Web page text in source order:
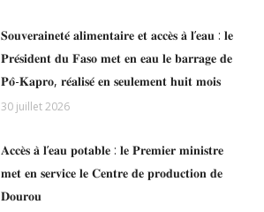
𝐒𝐨𝐮𝐯𝐞𝐫𝐚𝐢𝐧𝐞𝐭𝐞́ 𝐚𝐥𝐢𝐦𝐞𝐧𝐭𝐚𝐢𝐫𝐞 𝐞𝐭 𝐚𝐜𝐜𝐞̀𝐬 𝐚̀ 𝐥’𝐞𝐚𝐮 : 𝐥𝐞
𝐏𝐫𝐞́𝐬𝐢𝐝𝐞𝐧𝐭 𝐝𝐮 𝐅𝐚𝐬𝐨 𝐦𝐞𝐭 𝐞𝐧 𝐞𝐚𝐮 𝐥𝐞 𝐛𝐚𝐫𝐫𝐚𝐠𝐞 𝐝𝐞
𝐏𝐨̂-𝐊𝐚𝐩𝐫𝐨, 𝐫𝐞́𝐚𝐥𝐢𝐬𝐞́ 𝐞𝐧 𝐬𝐞𝐮𝐥𝐞𝐦𝐞𝐧𝐭 𝐡𝐮𝐢𝐭 𝐦𝐨𝐢𝐬
30 juillet 2026
𝐀𝐜𝐜𝐞̀𝐬 𝐚̀ 𝐥’𝐞𝐚𝐮 𝐩𝐨𝐭𝐚𝐛𝐥𝐞 : 𝐥𝐞 𝐏𝐫𝐞𝐦𝐢𝐞𝐫 𝐦𝐢𝐧𝐢𝐬𝐭𝐫𝐞
𝐦𝐞𝐭 𝐞𝐧 𝐬𝐞𝐫𝐯𝐢𝐜𝐞 𝐥𝐞 𝐂𝐞𝐧𝐭𝐫𝐞 𝐝𝐞 𝐩𝐫𝐨𝐝𝐮𝐜𝐭𝐢𝐨𝐧 𝐝𝐞
𝐃𝐨𝐮𝐫𝐨𝐮